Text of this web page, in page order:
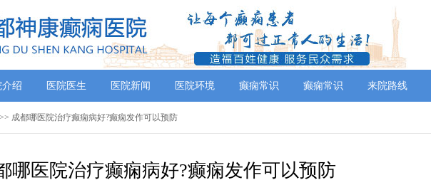
介绍 医院医生 医院新闻 医院环境 癫痫常识 癫痫常识 来院路线
成都哪医院治疗癫痫病好?癫痫发作可以预防
哪医院治疗癫痫病好?癫痫发作可以预防